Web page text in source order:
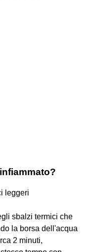
leggeri
sbalzi termici che
la borsa dell'acqua
2 minuti,